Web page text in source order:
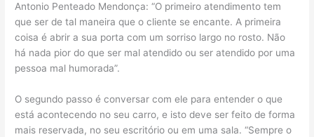
Antonio Penteado Mendonça: “O primeiro atendimento tem
que ser de tal maneira que o cliente se encante. A primeira
coisa é abrir a sua porta com um sorriso largo no rosto. Não
há nada pior do que ser mal atendido ou ser atendido por uma
pessoa mal humorada”.
O segundo passo é conversar com ele para entender o que
está acontecendo no seu carro, e isto deve ser feito de forma
mais reservada, no seu escritório ou em uma sala. “Sempre o